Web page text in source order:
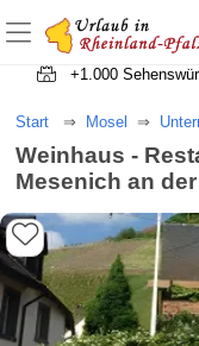
+1.500
+1.000
Start Mosel
Weinhaus -
Mesenich an der